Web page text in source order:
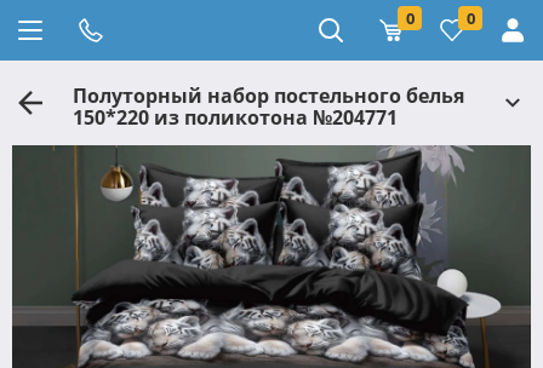
0 0
Полуторный набор постельного белья
150*220 из поликотона №204771
Черешенка™